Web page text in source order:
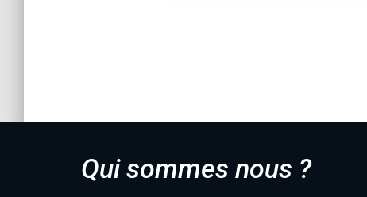
Qui sommes nous ?